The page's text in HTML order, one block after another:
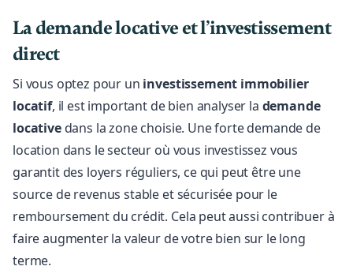
La demande locative et l’investissement
direct
Si vous optez pour un investissement immobilier
locatif, il est important de bien analyser la demande
locativedans la zone choisie. Une forte demande de
location dans le secteur où vous investissez vous
garantit des loyers réguliers, ce qui peut être une
source de revenus stable et sécurisée pour le
remboursement du crédit. Cela peut aussi contribuer à
faire augmenter la valeur de votre bien sur le long
terme.